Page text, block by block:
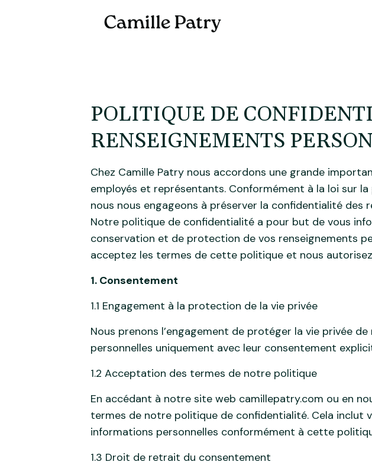
POLITIQUE DE
RENSEIGNEMENTS
Chez Camille Patry nous accordons une grande
employés et représentants. Conformément à la loi sur
nous nous engageons à préserver la confidentialité
Notre politique de confidentialité a pour but de vous
conservation et de protection de vos renseignements
acceptez les termes de cette politique et nous
1. Consentement
1.1 Engagement à la protection de la vie privée
Nous prenons l’engagement de protéger la vie privée
personnelles uniquement avec leur consentement
1.2 Acceptation des termes de notre politique
En accédant à notre site web camillepatry.com ou en
termes de notre politique de confidentialité. Cela inclut
informations personnelles conformément à cette
1.3 Droit de retrait du consentement